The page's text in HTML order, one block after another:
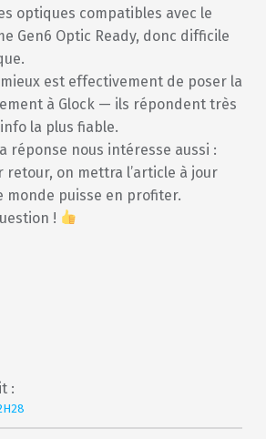
optiques compatibles avec le
Gen6 Optic Ready, donc difficile
est effectivement de poser la
à Glock — ils répondent très
la plus fiable.
réponse nous intéresse aussi :
retour, on mettra l’article à jour
monde puisse en profiter.
!
: